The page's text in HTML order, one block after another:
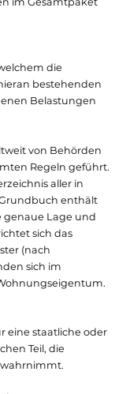
die
bestehenden
Belastungen
von Behörden
Regeln geführt.
aller in
enthält
genaue Lage und
sich das
(nach
sich im
eine staatliche oder
Teil, die
wahrnimmt.